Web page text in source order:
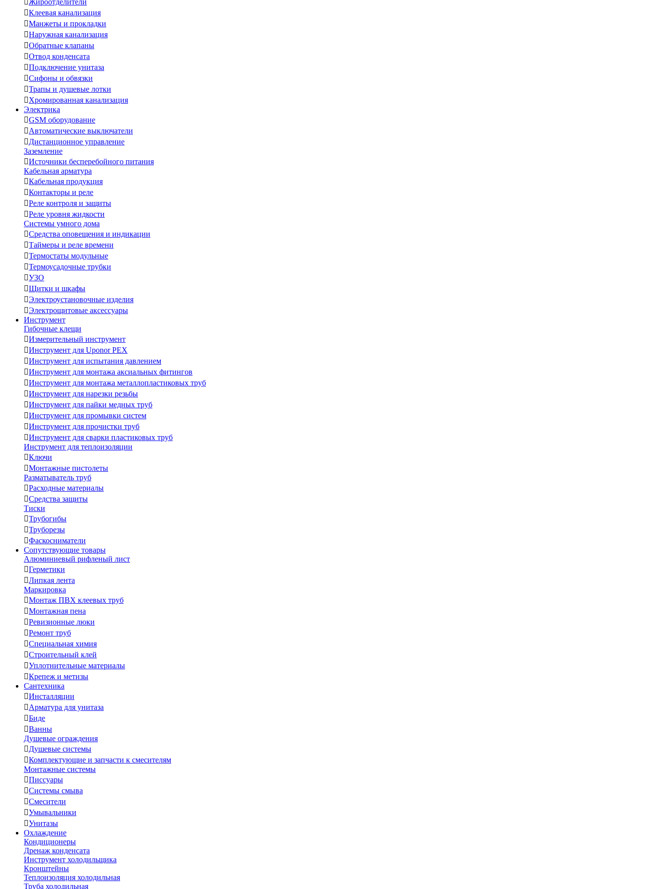
Жироотделители
Клеевая канализация
Манжеты и прокладки
Наружная канализация
Обратные клапаны
Отвод конденсата
Подключение унитаза
Сифоны и обвязки
Трапы и душевые лотки
Хромированная канализация
Электрика
GSM оборудование
Автоматические выключатели
Дистанционное управление
Заземление
Источники бесперебойного питания
Кабельная арматура
Кабельная продукция
Контакторы и реле
Реле контроля и защиты
Реле уровня жидкости
Системы умного дома
Средства оповещения и индикации
Таймеры и реле времени
Термостаты модульные
Термоусадочные трубки
УЗО
Щитки и шкафы
Электроустановочные изделия
Электрощитовые аксессуары
Инструмент
Гибочные клещи
Измерительный инструмент
Инструмент для Uponor PEX
Инструмент для испытания давлением
Инструмент для монтажа аксиальных фитингов
Инструмент для монтажа металлопластиковых труб
Инструмент для нарезки резьбы
Инструмент для пайки медных труб
Инструмент для промывки систем
Инструмент для прочистки труб
Инструмент для сварки пластиковых труб
Инструмент для теплоизоляции
Ключи
Монтажные пистолеты
Разматыватель труб
Расходные материалы
Средства защиты
Тиски
Трубогибы
Труборезы
Фаскосниматели
Сопутствующие товары
Алюминиевый рифленый лист
Герметики
Липкая лента
Маркировка
Монтаж ПВХ клеевых труб
Монтажная пена
Ревизионные люки
Ремонт труб
Специальная химия
Строительный клей
Уплотнительные материалы
Крепеж и метизы
Сантехника
Инсталляции
Арматура для унитаза
Биде
Ванны
Душевые ограждения
Душевые системы
Комплектующие и запчасти к смесителям
Монтажные системы
Писсуары
Системы смыва
Смесители
Умывальники
Унитазы
Охлаждение
Кондиционеры
Дренаж конденсата
Инструмент холодильщика
Кронштейны
Теплоизоляция холодильная
Труба холодильная